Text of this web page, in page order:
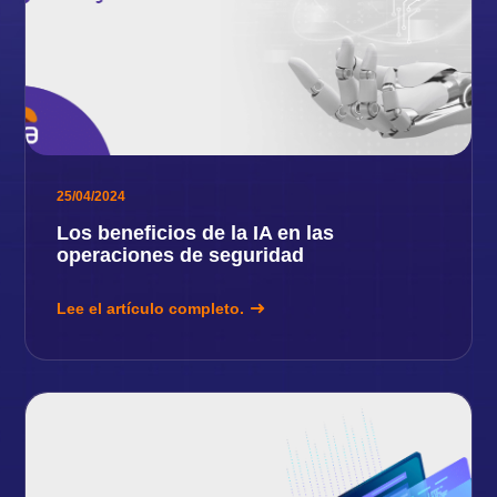
25/04/2024
Los beneficios de la IA en las
operaciones de seguridad
Lee el artículo completo.